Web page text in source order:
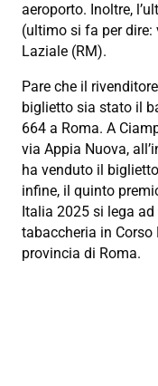
aeroporto. Inoltre,
(ultimo si fa per
Laziale (RM).
Pare che il
biglietto sia stato il
664 a Roma. A
via Appia Nuova,
ha venduto il
infine, il quinto
Italia 2025 si lega
tabaccheria in
provincia di Roma.